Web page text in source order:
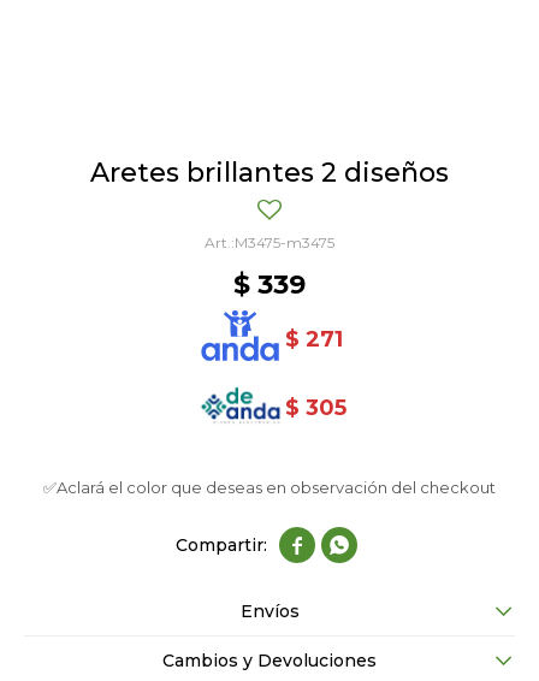
Aretes brillantes 2 diseños
M3475-m3475
$ 339
$ 271
$ 305
✅Aclará el color que deseas en observación del checkout
 
Envíos
Cambios y Devoluciones